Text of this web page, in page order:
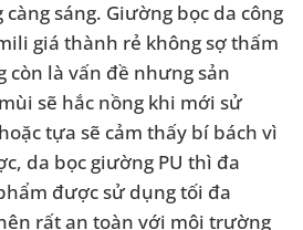
sáng. Giường bọc da công
giá thành rẻ không sợ thấm
còn là vấn đề nhưng sản
sẽ hắc nồng khi mới sử
tựa sẽ cảm thấy bí bách vì
da bọc giường PU thì đa
được sử dụng tối đa
rất an toàn với môi trường